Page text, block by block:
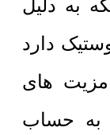
به دلیل
دارد
مزیت های
به حساب